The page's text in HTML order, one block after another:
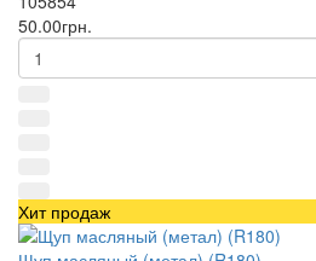
50.00грн.
Хит продаж